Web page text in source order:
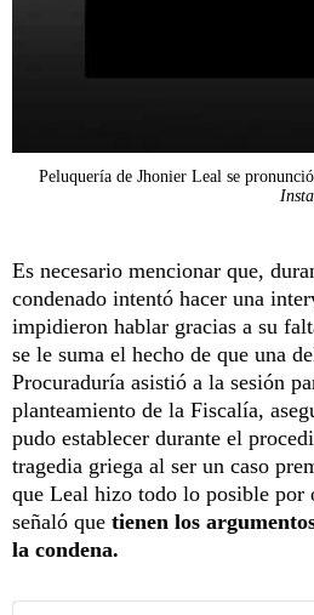
Peluquería de Jhonier Leal se
Es necesario mencionar que,
condenado intentó hacer una
impidieron hablar gracias a su
se le suma el hecho de que una
Procuraduría asistió a la sesión
planteamiento de la Fiscalía,
pudo establecer durante el
tragedia griega al ser un caso
que Leal hizo todo lo posible por
señaló que tienen los
la condena.